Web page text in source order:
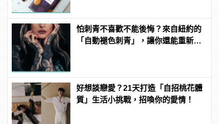
怕刺青不喜歡不能後悔？來自紐約的
「自動褪色刺青」，讓你還能重新來
好想談戀愛？21天打造「自招桃花體
質」生活小挑戰，招喚你的愛情！